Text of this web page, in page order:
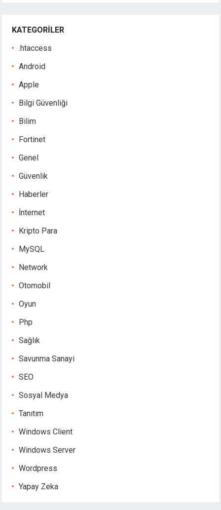
KATEGORILER
.htaccess
Android
Apple
Bilgi Güvenliği
Bilim
Fortinet
Genel
Güvenlik
Haberler
İnternet
Kripto Para
MySQL
Network
Otomobil
Oyun
Php
Sağlık
Savunma Sanayi
SEO
Sosyal Medya
Tanıtım
Windows Client
Windows Server
Wordpress
Yapay Zeka